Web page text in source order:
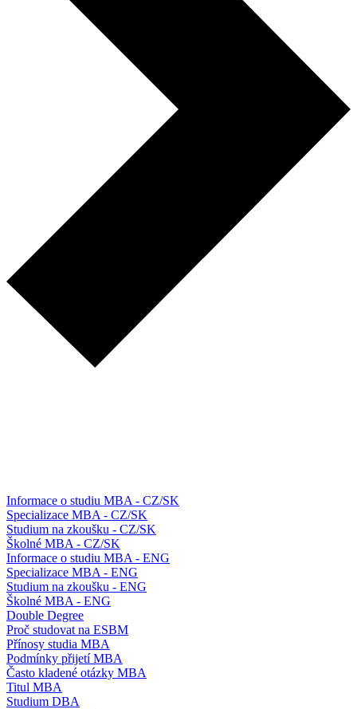
Informace o studiu MBA - CZ/SK
Specializace MBA - CZ/SK
Studium na zkoušku - CZ/SK
Školné MBA - CZ/SK
Informace o studiu MBA - ENG
Specializace MBA - ENG
Studium na zkoušku - ENG
Školné MBA - ENG
Double Degree
Proč studovat na ESBM
Přínosy studia MBA
Podmínky přijetí MBA
Často kladené otázky MBA
Titul MBA
Studium DBA